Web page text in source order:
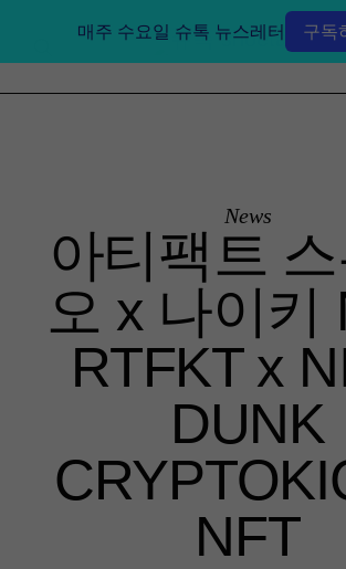
News
아티팩트 스
오 x 나이키
RTFKT x
DUNK
NFT
매주 수요일 슈톡 뉴스레터 구독